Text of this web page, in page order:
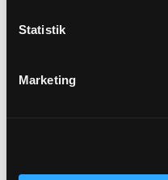
Statistik
Marketing